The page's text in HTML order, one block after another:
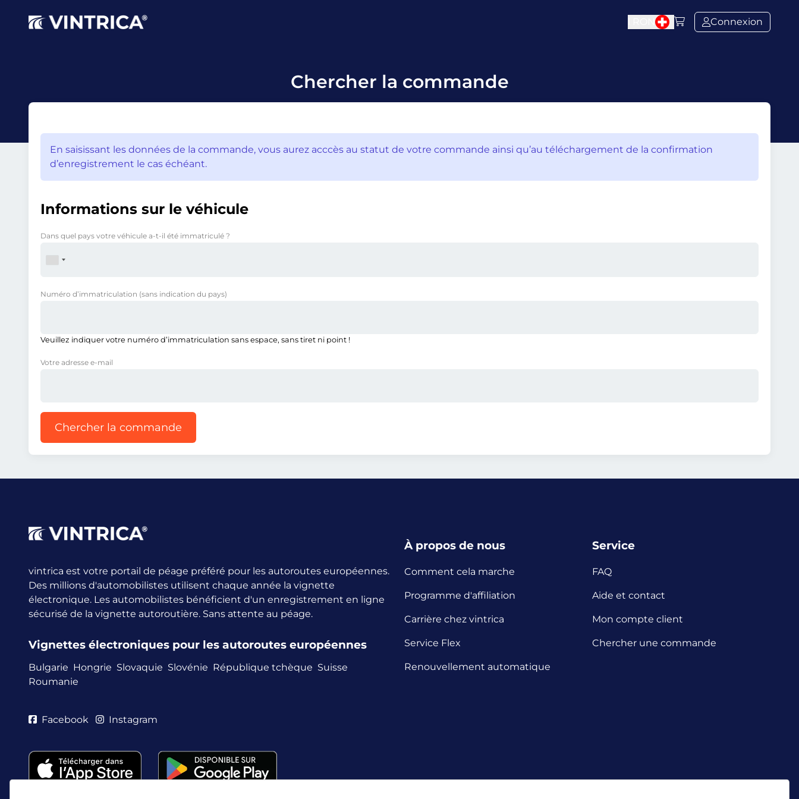
Connexion
Chercher la commande
En saisissant les données de la commande, vous aurez acccès au statut de votre commande ainsi qu’au téléchargement de la confirmation
d’enregistrement le cas échéant.
Informations sur le véhicule
Dans quel pays votre véhicule a-t-il été immatriculé ?
Numéro d’immatriculation (sans indication du pays)
Veuillez indiquer votre numéro d’immatriculation sans espace, sans tiret ni point !
Votre adresse e-mail
Chercher la commande
vintrica est votre portail de péage préféré pour les autoroutes européennes.
Des millions d'automobilistes utilisent chaque année la vignette
électronique. Les automobilistes bénéficient d'un enregistrement en ligne
sécurisé de la vignette autoroutière. Sans attente au péage.
Vignettes électroniques pour les autoroutes européennes
Bulgarie Hongrie Slovaquie Slovénie République tchèque Suisse
Roumanie
À propos de nous
Comment cela marche
Programme d'affiliation
Carrière chez vintrica
Service Flex
Renouvellement automatique
Service
FAQ
Aide et contact
Mon compte client
Chercher une commande
Facebook Instagram